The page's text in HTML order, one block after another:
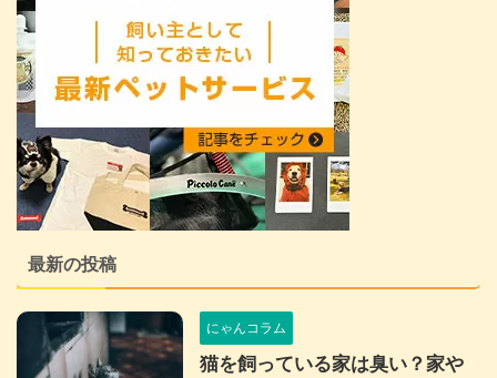
最新の投稿
にゃんコラム
猫を飼っている家は臭い？家や